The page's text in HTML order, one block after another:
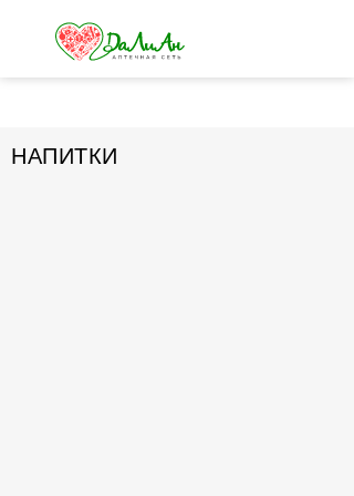
НАПИТКИ